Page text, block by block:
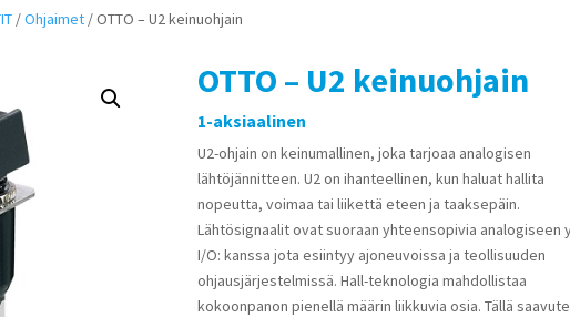
/Ohjaimet / OTTO – U2 keinuohjain
OTTO – U2 keinuohjain
1-aksiaalinen
U2-ohjain on keinumallinen, joka tarjoaa analogisen
lähtöjännitteen. U2 on ihanteellinen, kun haluat hallita
nopeutta, voimaa tai liikettä eteen ja taaksepäin.
Lähtösignaalit ovat suoraan yhteensopivia analogiseen
I/O: kanssa jota esiintyy ajoneuvoissa ja teollisuuden
ohjausjärjestelmissä. Hall-teknologia mahdollistaa
kokoonpanon pienellä määrin liikkuvia osia. Tällä